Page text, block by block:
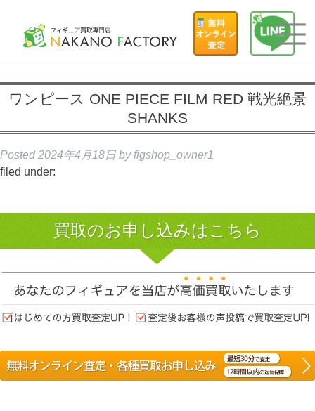
ワンピース ONE PIECE FILM RED 戦光絶景
SHANKS
Posted 2024年4月18日 by figshop_owner1
filed under:
買取のお申し込みはこちら